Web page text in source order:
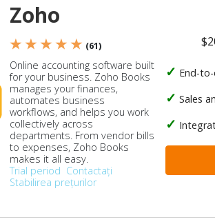
Zoho
★ ★ ★ ★ ★ (61)
Online accounting software built
for your business. Zoho Books
manages your finances,
automates business
workflows, and helps you work
collectively across
departments. From vendor bills
to expenses, Zoho Books
makes it all easy.
Trial period Contactați
Stabilirea prețurilor
End-
Sales